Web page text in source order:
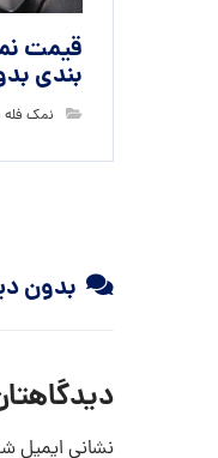
قیمت
بندی
نمک فله
بدون
نشانی ایمیل